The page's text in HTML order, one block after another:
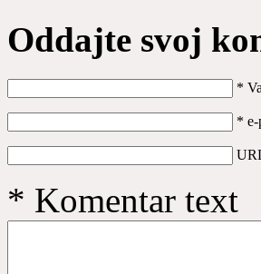
Oddajte svoj
*
*
* Komentar text